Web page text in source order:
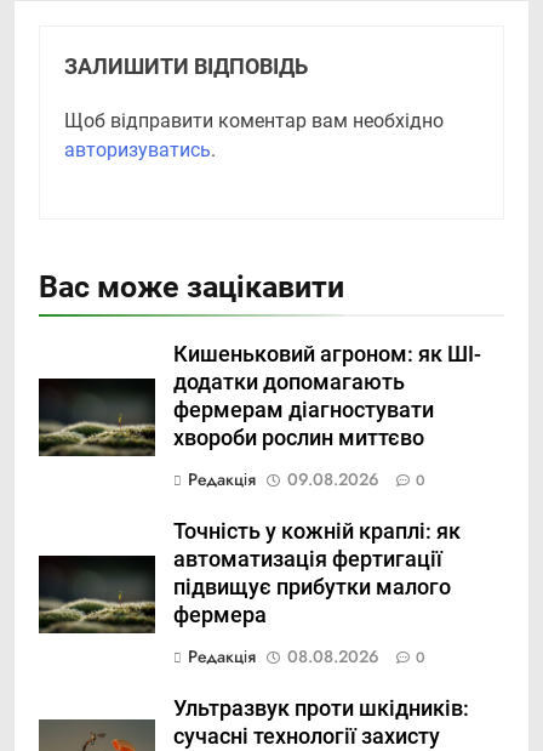
ЗАЛИШИТИ ВІДПОВІДЬ
Щоб відправити коментар вам необхідно
авторизуватись.
Вас може зацікавити
Кишеньковий агроном: як ШІ-
додатки допомагають
фермерам діагностувати
хвороби рослин миттєво
Редакція
09.08.2026 0
Точність у кожній краплі: як
автоматизація фертигації
підвищує прибутки малого
фермера
Редакція
08.08.2026 0
Ультразвук проти шкідників:
сучасні технології захисту